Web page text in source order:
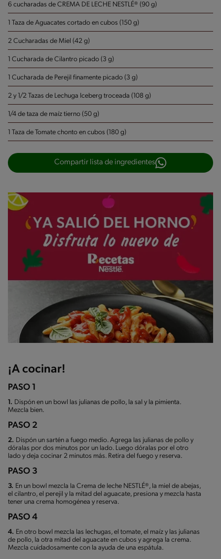
6 cucharadas de CREMA DE LECHE NESTLÉ® (90 g)
1 Taza de Aguacates cortado en cubos (150 g)
2 Cucharadas de Miel (42 g)
1 Cucharada de Cilantro picado (3 g)
1 Cucharada de Perejil finamente picado (3 g)
2 y 1/2 Tazas de Lechuga Iceberg troceada (108 g)
1/4 de taza de maíz tierno (50 g)
1 Taza de Tomate chonto en cubos (180 g)
Compartir lista de ingredientes
¡A cocinar!
PASO 1
1. Dispón en un bowl las julianas de pollo, la sal y la pimienta.
Mezcla bien.
PASO 2
2. Dispón un sartén a fuego medio. Agrega las julianas de pollo y
dóralas por dos minutos por un lado. Luego dóralas por el otro
lado y deja cocinar 2 minutos más. Retira del fuego y reserva.
PASO 3
3. En un bowl mezcla la Crema de leche NESTLÉ®, la miel de abejas,
el cilantro, el perejil y la mitad del aguacate, presiona y mezcla hasta
tener una crema homogénea y reserva.
PASO 4
4. En otro bowl mezcla las lechugas, el tomate, el maíz y las julianas
de pollo, la otra mitad del aguacate en cubos y agrega la crema.
Mezcla cuidadosamente con la ayuda de una espátula.